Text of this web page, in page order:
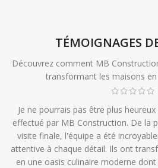
TÉMOIGNAGES
Découvrez comment MB
transformant les maisons
Je ne pourrais pas être plus
effectué par MB Construction. De la
visite finale, l'équipe a été
attentive à chaque détail. Ils ont
en une oasis culinaire moderne